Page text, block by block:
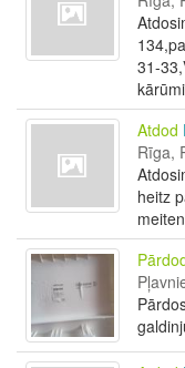
31-
Atdod
Rīga,
heitz